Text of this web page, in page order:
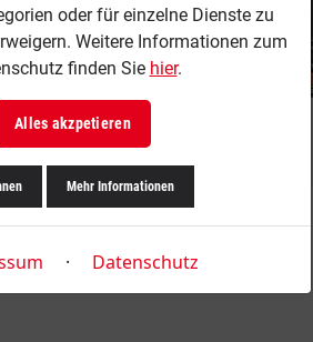
oder für einzelne Dienste zu
Weitere Informationen zum
finden Sie hier.
Alles akzpetieren
Mehr Informationen
· Datenschutz